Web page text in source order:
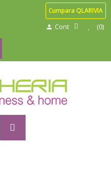
Cumpara QLARIVIA
Cont 0